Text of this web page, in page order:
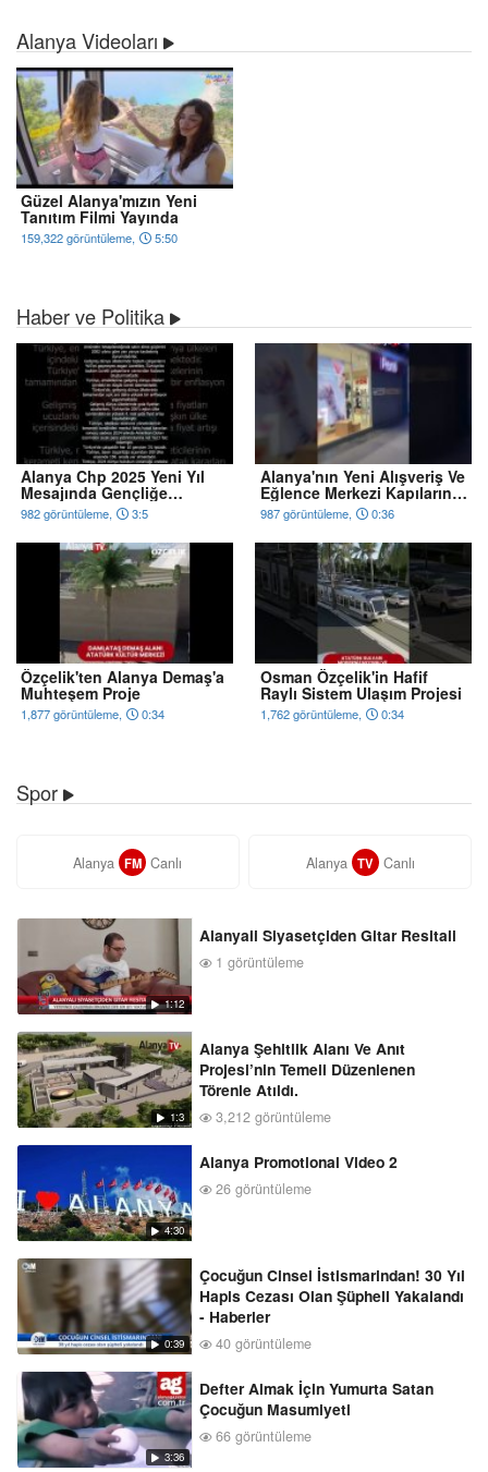
Alanya Videoları
Güzel Alanya'mızın Yeni
Tanıtım Filmi Yayında
159,322 görüntüleme, 5:50
Haber ve Politika
Alanya Chp 2025 Yeni Yıl
Mesajında Gençliğe
Hitabe'ye Atıfta Bulundu
982 görüntüleme, 3:5
Alanya'nın Yeni Alışveriş Ve
Eğlence Merkezi Kapılarını
Açıyor
987 görüntüleme, 0:36
Özçelik'ten Alanya Demaş'a
Muhteşem Proje
1,877 görüntüleme, 0:34
Osman Özçelik'in Hafif
Raylı Sistem Ulaşım Projesi
1,762 görüntüleme, 0:34
Spor
Alanya FM Canlı Alanya TV Canlı
1:12
Alanyali Siyasetçiden Gitar Resitali
1 görüntüleme
1:3
Alanya Şehitlik Alanı Ve Anıt
Projesi’nin Temeli Düzenlenen
Törenle Atıldı.
3,212 görüntüleme
4:30
Alanya Promotional Video 2
26 görüntüleme
0:39
Çocuğun Cinsel İstismarindan! 30 Yıl
Hapis Cezası Olan Şüpheli Yakalandı
- Haberler
40 görüntüleme
3:36
Defter Almak İçin Yumurta Satan
Çocuğun Masumiyeti
66 görüntüleme